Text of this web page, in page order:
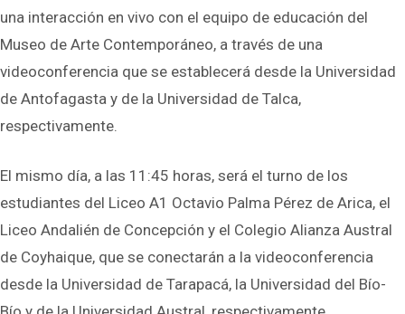
una interacción en vivo con el equipo de educación del
Museo de Arte Contemporáneo, a través de una
videoconferencia que se establecerá desde la Universidad
de Antofagasta y de la Universidad de Talca,
respectivamente.
El mismo día, a las 11:45 horas, será el turno de los
estudiantes del Liceo A1 Octavio Palma Pérez de Arica, el
Liceo Andalién de Concepción y el Colegio Alianza Austral
de Coyhaique, que se conectarán a la videoconferencia
desde la Universidad de Tarapacá, la Universidad del Bío-